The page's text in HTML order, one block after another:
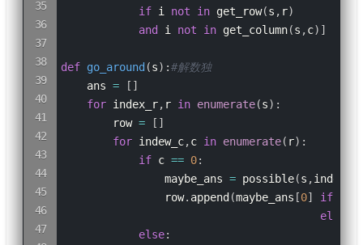
if i not in get_row(s , r)
and
i not in get_column(s ,c) ]
def go_around (s) :#解数独
ans = [ ]
for index_r, r in enumerate(s) :
        row
= [ ]
for indew_c,c in enumerate( r) :
if c == 0:
                maybe_ans
= possible(s ,index_r
                row
. append (maybe_ans [0] if
else
else: